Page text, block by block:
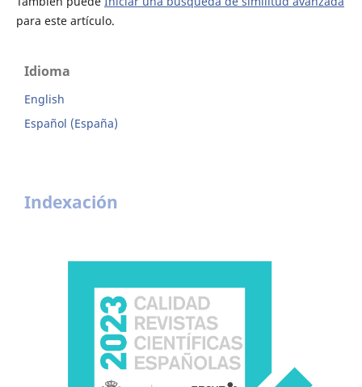
para este artículo.
Idioma
English
Español (España)
Indexación